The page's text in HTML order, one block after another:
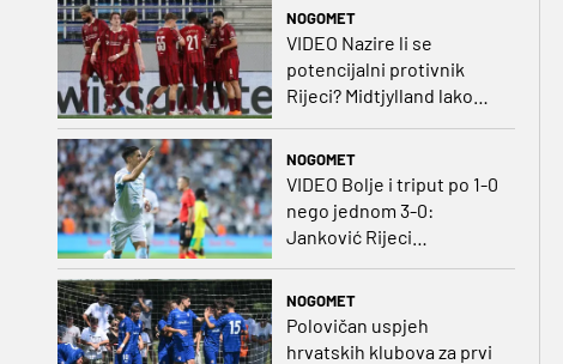
NOGOMET
VIDEO Nazire li se
potencijalni protivnik
Rijeci? Midtjylland lako
NOGOMET
VIDEO Bolje i triput po 1-0
nego jednom 3-0:
Janković Rijeci
projektilom donio slavlje
protivnika
NOGOMET
Polovičan uspjeh
hrvatskih klubova za prvi